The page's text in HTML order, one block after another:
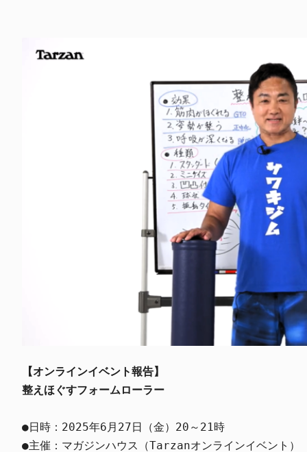
【オンラインイベント報告】
整えほぐすフォームローラー
●日時：2025年6月27日（金）20～21時
●主催：マガジンハウス（Tarzanオンラインイベント）